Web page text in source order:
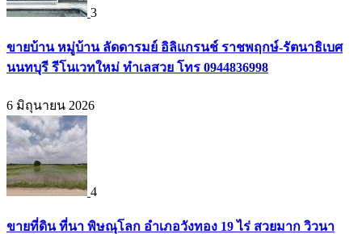
3
ขายบ้าน หมู่บ้าน ลัดดารมย์ อิลิแกรนช์ ราชพฤกษ์-รัตนาธิเบศ
นนทบุรี รีโนเวทใหม่ ทำเลสวย โทร 0944836998
6 มิถุนายน 2026
4
ขายที่ดิน ที่นา พิษณุโลก อำเภอวังทอง 19 ไร่ สวยมาก วิวนา